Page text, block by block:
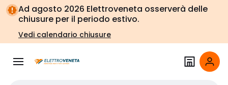
Vai alla
navigazione
Vai
alla
pagina
Ad agosto 2026 Elettroveneta osserverà delle
chiusure per il periodo estivo.
Vedi calendario chiusure